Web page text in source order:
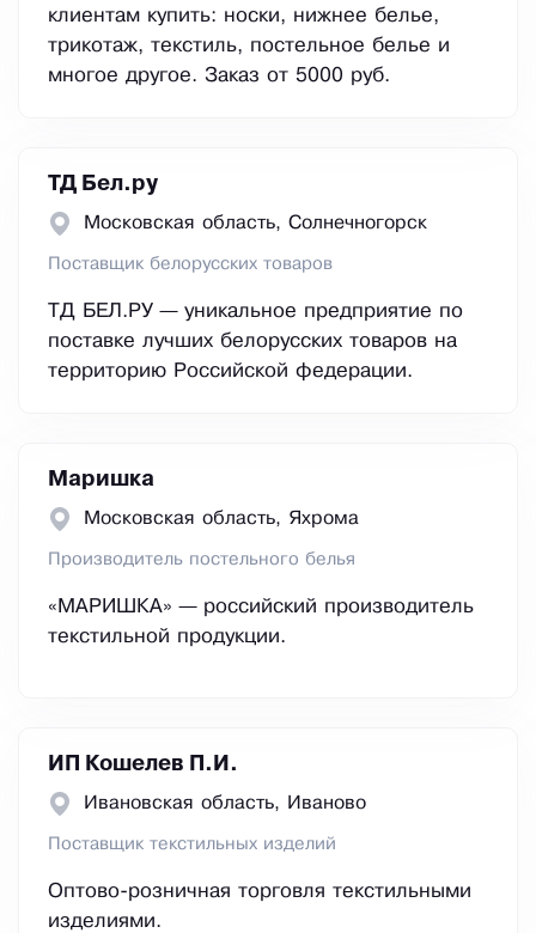
клиентам купить: носки, нижнее белье,
трикотаж, текстиль, постельное белье и
многое другое. Заказ от 5000 руб.
ТД Бел.ру
Московская область, Сoлнeчнoгopcк
Поставщик белорусских товаров
ТД БЕЛ.РУ — уникальное предприятие по
поставке лучших белорусских товаров на
территорию Российской федерации.
Маришка
Московская область, Яхрома
Производитель постельного белья
«МАРИШКА» — российский производитель
текстильной продукции.
ИП Кошелев П.И.
Ивановская область, Иваново
Поставщик текстильных изделий
Оптово-розничная торговля текстильными
изделиями.